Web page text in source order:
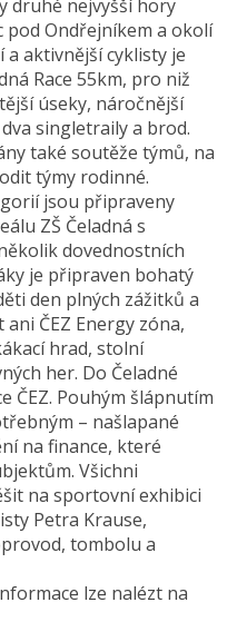
druhé nejvyšší hory
pod Ondřejníkem a okolí
a aktivnější cyklisty je
Race 55km, pro niž
úseky, náročnější
singletraily a brod.
také soutěže týmů, na
týmy rodinné.
jsou připraveny
ZŠ Čeladná s
dovednostních
je připraven bohatý
den plných zážitků a
ČEZ Energy zóna,
hrad, stolní
her. Do Čeladné
ČEZ. Pouhým šlápnutím
– našlapané
na finance, které
Všichni
na sportovní exhibici
Petra Krause,
tombolu a
lze nalézt na